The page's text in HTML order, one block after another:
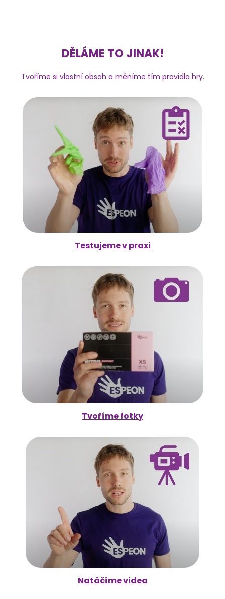
DĚLÁME TO JINAK!
Tvoříme si vlastní obsah a měníme tím pravidla hry.
Testujeme v praxi
Tvoříme fotky
Natáčíme videa